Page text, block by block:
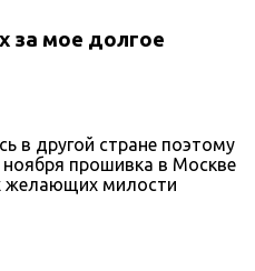
за мое долгое
в другой стране поэтому
ноября прошивка в Москве
желающих милости